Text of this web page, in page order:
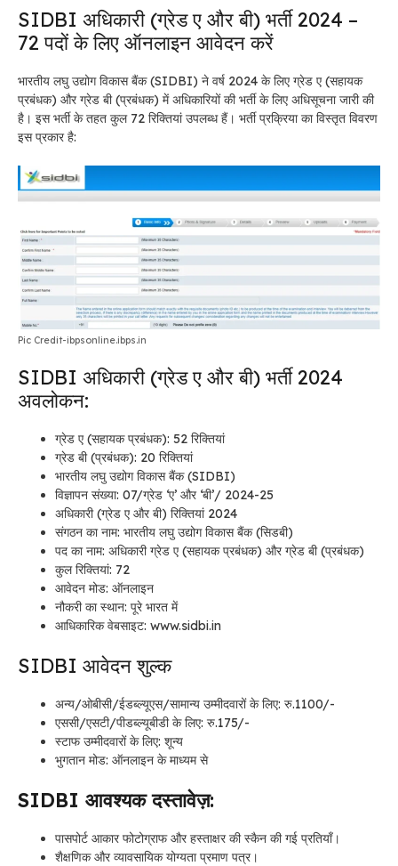
SIDBI अधिकारी (ग्रेड ए और बी) भर्ती 2024 –
72 पदों के लिए ऑनलाइन आवेदन करें
भारतीय लघु उद्योग विकास बैंक (SIDBI) ने वर्ष 2024 के लिए ग्रेड ए (सहायक
प्रबंधक) और ग्रेड बी (प्रबंधक) में अधिकारियों की भर्ती के लिए अधिसूचना जारी की
है। इस भर्ती के तहत कुल 72 रिक्तियां उपलब्ध हैं। भर्ती प्रक्रिया का विस्तृत विवरण
इस प्रकार है:
Pic Credit-ibpsonline.ibps.in
SIDBI अधिकारी (ग्रेड ए और बी) भर्ती 2024
अवलोकन:
ग्रेड ए (सहायक प्रबंधक): 52 रिक्तियां
ग्रेड बी (प्रबंधक): 20 रिक्तियां
भारतीय लघु उद्योग विकास बैंक (SIDBI)
विज्ञापन संख्या: 07/ग्रेड ‘ए’ और ‘बी’/ 2024-25
अधिकारी (ग्रेड ए और बी) रिक्तियां 2024
संगठन का नाम: भारतीय लघु उद्योग विकास बैंक (सिडबी)
पद का नाम: अधिकारी ग्रेड ए (सहायक प्रबंधक) और ग्रेड बी (प्रबंधक)
कुल रिक्तियां: 72
आवेदन मोड: ऑनलाइन
नौकरी का स्थान: पूरे भारत में
आधिकारिक वेबसाइट: www.sidbi.in
SIDBI आवेदन शुल्क
अन्य/ओबीसी/ईडब्ल्यूएस/सामान्य उम्मीदवारों के लिए: रु.1100/-
एससी/एसटी/पीडब्ल्यूबीडी के लिए: रु.175/-
स्टाफ उम्मीदवारों के लिए: शून्य
भुगतान मोड: ऑनलाइन के माध्यम से
SIDBI आवश्यक दस्तावेज़:
पासपोर्ट आकार फोटोग्राफ और हस्ताक्षर की स्कैन की गई प्रतियाँ।
शैक्षणिक और व्यावसायिक योग्यता प्रमाण पत्र।